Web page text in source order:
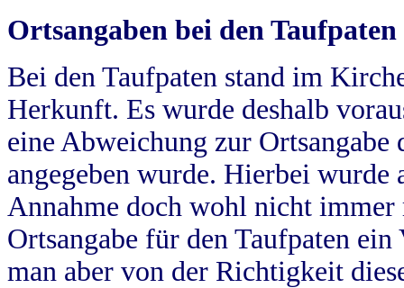
Ortsangaben bei den Taufpaten
Bei den Taufpaten stand im
Herkunft. Es wurde deshalb
eine Abweichung zur
angegeben wurde. Hierbei wurde
Annahme doch wohl nicht
Ortsangabe für den Taufpaten
man aber von der Richtigkeit